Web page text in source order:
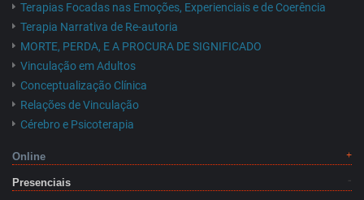
Terapias Focadas nas Emoções, Experienciais e de Coerência
Terapia Narrativa de Re-autoria
MORTE, PERDA, E A PROCURA DE SIGNIFICADO
Vinculação em Adultos
Conceptualização Clínica
Relações de Vinculação
Cérebro e Psicoterapia
Online
Presenciais